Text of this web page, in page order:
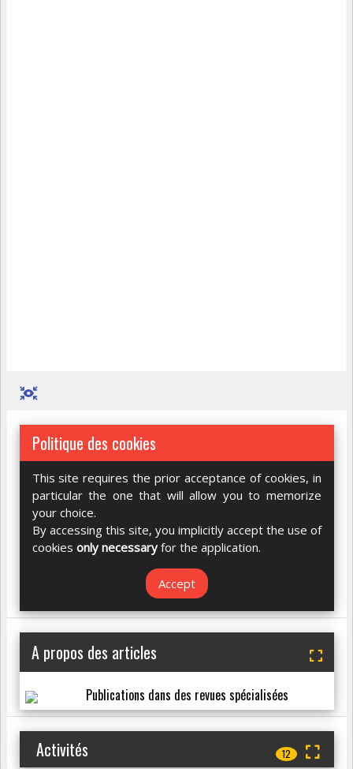
Politique des cookies
This site requires the prior acceptance of cookies, in
particular the one that will allow you to memorize
your choice.
By accessing this site, you implicitly accept the use of
cookies only necessaryfor the application.
Accept
A propos des articles
Publications dans des revues spécialisées
Activités 12